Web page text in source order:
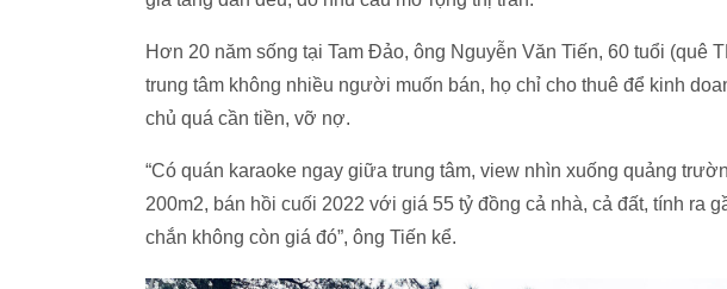
Hơn 20 năm sống tại Tam Đảo, ông Nguyễn Văn Tiến, 60 tuổi (quê
trung tâm không nhiều người muốn bán, họ chỉ cho thuê để kinh
chủ quá cần tiền, vỡ nợ.
“Có quán karaoke ngay giữa trung tâm, view nhìn xuống quảng
200m2, bán hồi cuối 2022 với giá 55 tỷ đồng cả nhà, cả đất, tính ra
chắn không còn giá đó”, ông Tiến kể.